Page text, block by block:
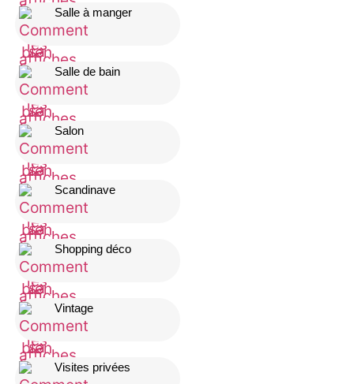
Salle à manger
Salle de bain
Salon
Scandinave
Shopping déco
Vintage
Visites privées